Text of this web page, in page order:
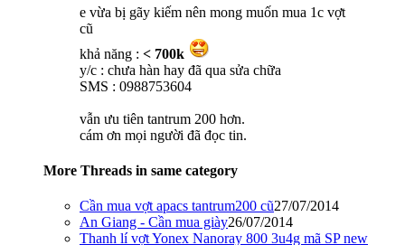
e vừa bị gãy kiếm nên mong muốn mua 1c vợt
cũ
khả năng : < 700k
y/c : chưa hàn hay đã qua sửa chữa
SMS : 0988753604
vẫn ưu tiên tantrum 200 hơn.
cám ơn mọi người đã đọc tin.
More Threads in same category
Cần mua vợt apacs tantrum200 cũ27/07/2014
An Giang - Cần mua giày26/07/2014
Thanh lí vợt Yonex Nanoray 800 3u4g mã SP new